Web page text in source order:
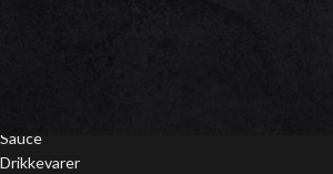
Sauce
Drikkevarer